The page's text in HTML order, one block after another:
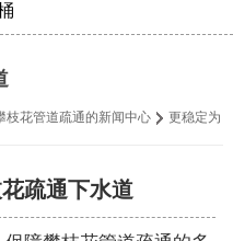
枝花管道疏通的新闻中心 更稳定为
疏通下水道